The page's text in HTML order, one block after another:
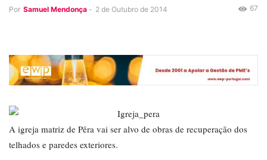
Por Samuel Mendonça - 2 de Outubro de 2014 67
A igreja matriz de Pêra vai ser alvo de obras de recuperação dos
telhados e paredes exteriores.